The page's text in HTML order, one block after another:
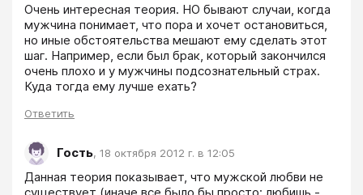
Очень интересная теория. НО бывают случаи, когда
мужчина понимает, что пора и хочет остановиться,
но иные обстоятельства мешают ему сделать этот
шаг. Например, если был брак, который закончился
очень плохо и у мужчины подсознательный страх.
Куда тогда ему лучше ехать?
Ответить
Гость, 18 октября 2012 г. в 12:05
Данная теория показывает, что мужской любви не